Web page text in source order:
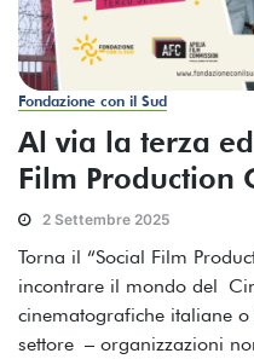
Fondazione con il Sud
Al via la terza
Film Production
2 Settembre 2025
Torna il “Social Film
incontrare il mondo del
cinematografiche italiane
settore – organizzazioni